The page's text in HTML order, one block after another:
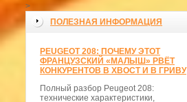
>
ПОЛЕЗНАЯ ИНФОРМАЦИЯ
PEUGEOT 208: ПОЧЕМУ ЭТОТ
ФРАНЦУЗСКИЙ «МАЛЫШ» РВЁТ
КОНКУРЕНТОВ В ХВОСТ И В ГРИВУ
Полный разбор Peugeot 208:
технические характеристики,